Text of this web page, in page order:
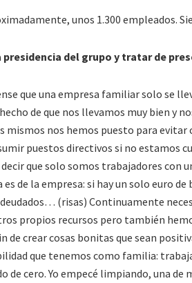
unos 1.300 empleados.
presidencia del grupo y tratar de
que una empresa familiar solo se
de que nos llevamos muy bien y
mismos nos hemos puesto para
puestos directivos si no estamos
que solo somos trabajadores con
es de la empresa: si hay un solo euro
(risas) Continuamente
propios recursos pero también
de crear cosas bonitas que sean
que tenemos como familia:
de cero. Yo empecé limpiando, una